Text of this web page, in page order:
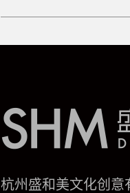
杭州盛和美文化创意